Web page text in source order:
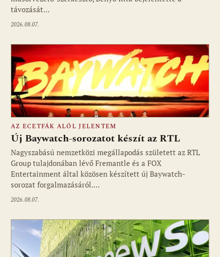
távozását…
2026.08.07.
Fotó: media1.hu
AZ ECETFÁK ALÓL JELENTEM
Új Baywatch-sorozatot készít az RTL
Nagyszabású nemzetközi megállapodás született az RTL
Group tulajdonában lévő Fremantle és a FOX
Entertainment által közösen készített új Baywatch-
sorozat forgalmazásáról.…
2026.08.07.